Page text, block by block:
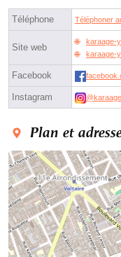
Téléphone Téléphoner
Site web
karaage-
karaage-
Facebook
Instagram
Plan et adresse